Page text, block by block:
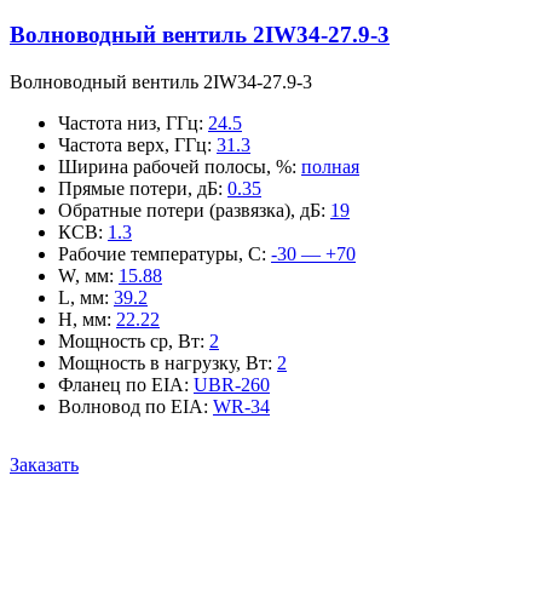
Волноводный вентиль 2IW34-27.9-3
Волноводный вентиль 2IW34-27.9-3
Частота низ, ГГц: 24.5
Частота верх, ГГц: 31.3
Ширина рабочей полосы, %: полная
Прямые потери, дБ: 0.35
Обратные потери (развязка), дБ: 19
КСВ: 1.3
Рабочие температуры, С: -30 — +70
W, мм: 15.88
L, мм: 39.2
H, мм: 22.22
Мощность ср, Вт: 2
Мощность в нагрузку, Вт: 2
Фланец по EIA: UBR-260
Волновод по EIA: WR-34
Заказать